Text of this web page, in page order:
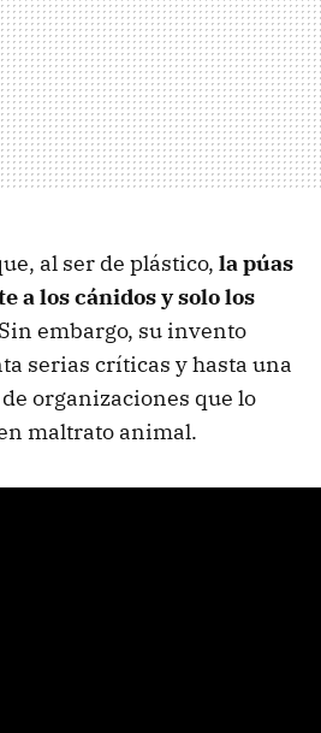
al ser de plástico, la púas
a los cánidos y solo los
embargo, su invento
serias críticas y hasta una
organizaciones que lo
maltrato animal.